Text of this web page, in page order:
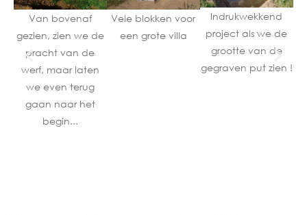
Van bovenaf
gezien, zien we de
pracht van de
werf, maar laten
we even terug
gaan naar het
begin...
Vele blokken voor
een grote villa
Indrukwekkend
project als we de
grootte van de
gegraven put zien !